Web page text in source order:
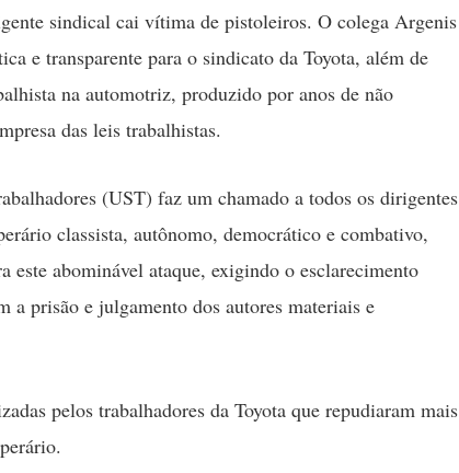
sindical cai vítima de pistoleiros. O colega Argenis
e transparente para o sindicato da Toyota, além de
na automotriz, produzido por anos de não
das leis trabalhistas.
(UST) faz um chamado a todos os dirigentes
classista, autônomo, democrático e combativo,
este abominável ataque, exigindo o esclarecimento
a prisão e julgamento dos autores materiais e
pelos trabalhadores da Toyota que repudiaram mais